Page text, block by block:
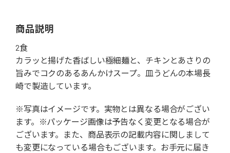
商品説明
2食
カラッと揚げた香ばしい極細麺と、チキンとあさりの
旨みでコクのあるあんかけスープ。皿うどんの本場長
崎で製造しています。
※写真はイメージです。実物とは異なる場合がござい
ます。※パッケージ画像は予告なく変更となる場合が
ございます。また、商品表示の記載内容に関しまして
も変更になっている場合もございます。お手元に届き